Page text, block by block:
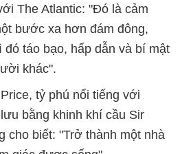
The Atlantic: "Đó là cảm
bước xa hơn đám đông,
táo bạo, hấp dẫn và bí mật
khác".
tỷ phú nổi tiếng với
bằng khinh khí cầu Sir
cho biết: "Trở thành một nhà